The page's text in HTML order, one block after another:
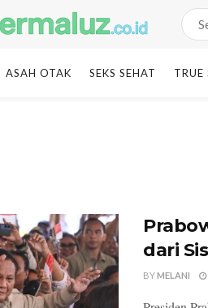
ASAH OTAK SEKS SEHAT TRUE
dari
BYMELANI